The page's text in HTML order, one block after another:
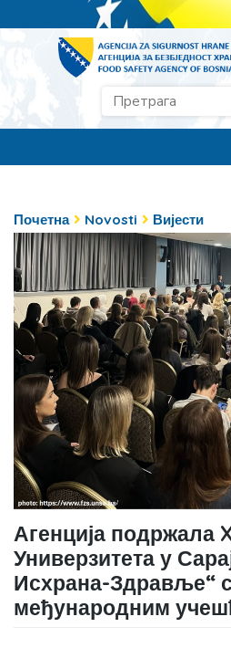
Почетна Novosti Вијести
Агенција подржала
Универзитета у
Исхрана-Здравље“
међународним